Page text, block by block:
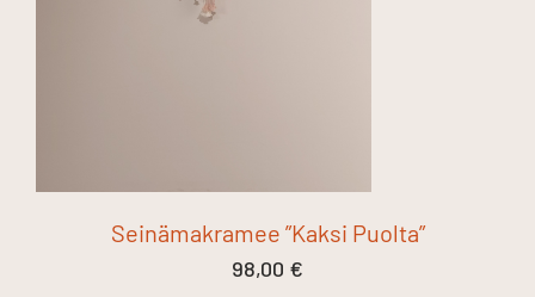
Seinämakramee ”Kaksi Puolta”
98,00 €